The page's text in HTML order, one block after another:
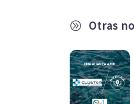
A Otras